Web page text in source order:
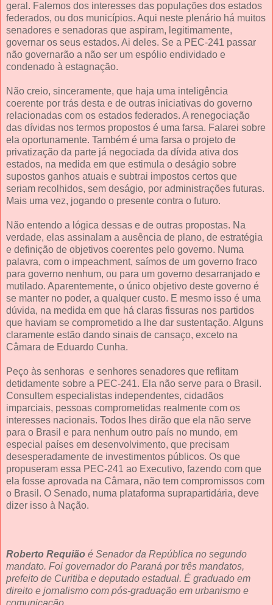
geral. Falemos dos interesses das populações dos estados
federados, ou dos municípios. Aqui neste plenário há muitos
senadores e senadoras que aspiram, legitimamente,
governar os seus estados. Ai deles. Se a PEC-241 passar
não governarão a não ser um espólio endividado e
condenado à estagnação.
Não creio, sinceramente, que haja uma inteligência
coerente por trás desta e de outras iniciativas do governo
relacionadas com os estados federados. A renegociação
das dívidas nos termos propostos é uma farsa. Falarei sobre
ela oportunamente. Também é uma farsa o projeto de
privatização da parte já negociada da dívida ativa dos
estados, na medida em que estimula o deságio sobre
supostos ganhos atuais e subtrai impostos certos que
seriam recolhidos, sem deságio, por administrações futuras.
Mais uma vez, jogando o presente contra o futuro.
Não entendo a lógica dessas e de outras propostas. Na
verdade, elas assinalam a ausência de plano, de estratégia
e definição de objetivos coerentes pelo governo. Numa
palavra, com o impeachment, saímos de um governo fraco
para governo nenhum, ou para um governo desarranjado e
mutilado. Aparentemente, o único objetivo deste governo é
se manter no poder, a qualquer custo. E mesmo isso é uma
dúvida, na medida em que há claras fissuras nos partidos
que haviam se comprometido a lhe dar sustentação. Alguns
claramente estão dando sinais de cansaço, exceto na
Câmara de Eduardo Cunha.
Peço às senhoras e senhores senadores que reflitam
detidamente sobre a PEC-241. Ela não serve para o Brasil.
Consultem especialistas independentes, cidadãos
imparciais, pessoas comprometidas realmente com os
interesses nacionais. Todos lhes dirão que ela não serve
para o Brasil e para nenhum outro país no mundo, em
especial países em desenvolvimento, que precisam
desesperadamente de investimentos públicos. Os que
propuseram essa PEC-241 ao Executivo, fazendo com que
ela fosse aprovada na Câmara, não tem compromissos com
o Brasil. O Senado, numa plataforma suprapartidária, deve
dizer isso à Nação.
Roberto Requião é Senador da República no segundo
mandato. Foi governador do Paraná por três mandatos,
prefeito de Curitiba e deputado estadual. É graduado em
direito e jornalismo com pós-graduação em urbanismo e